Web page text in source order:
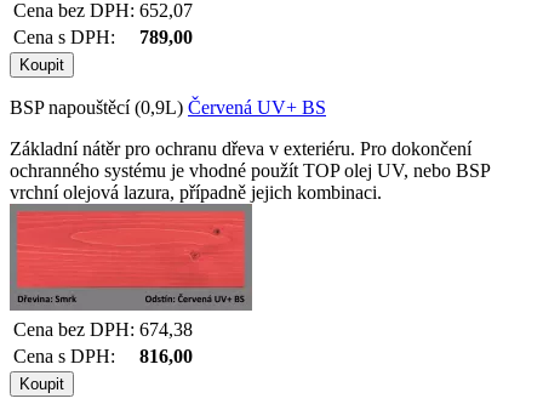
Cena bez DPH: 652,07
Cena s DPH:
789,00
BSP napouštěcí (0,9L) Červená UV+ BS
Základní nátěr pro ochranu dřeva v exteriéru. Pro dokončení
ochranného systému je vhodné použít TOP olej UV, nebo BSP
vrchní olejová lazura, případně jejich kombinaci.
Cena bez DPH: 674,38
Cena s DPH:
816,00